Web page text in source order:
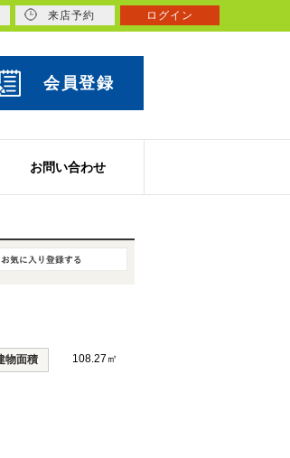
会員登録
お問い合わせ
物面積 108.27㎡
来店予約 ログイン